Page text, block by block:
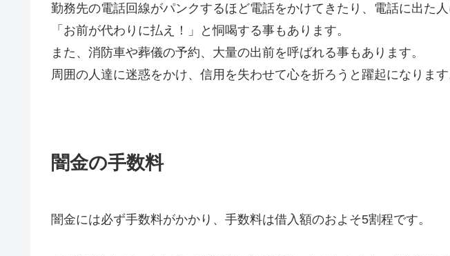
勤務先の電話回線がパンクするほど電話をかけてきたり、電話に出た
「お前が代わりに払え！」と恫喝する事もあります。
また、消防車や葬儀の予約、大量の出前を呼ばれる事もあります。
周囲の人達に迷惑をかけ、信用を失わせて心を折ろうと躍起になります
闇金の手数料
闇金には必ず手数料がかかり、手数料は借入額のおよそ5割程です。